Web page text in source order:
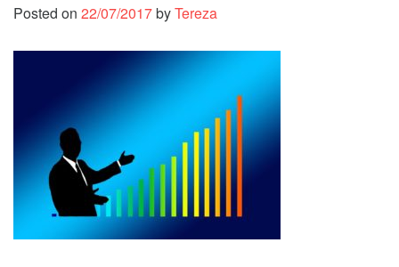
Posted on 22/07/2017byTereza